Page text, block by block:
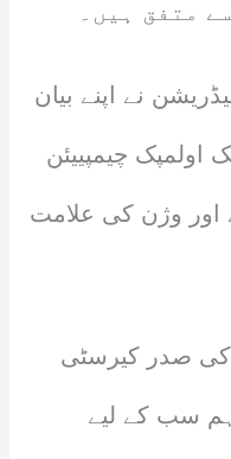
متفق ہیں۔
نے اپنے بیان
اولمپک چیمپییئن
اور وژن کی علامت
کی صدر کیرسٹی
ہم سب کے لیے